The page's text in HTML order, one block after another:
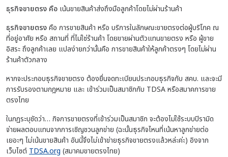
ธุรกิจขายตรง คือ เน้นขายสินค้าส่งถึงมือลูกค้าโดยไม่ผ่านร้านค้า
ธุรกิจขายตรงคือ การขายสินค้า หรือ บริการในลักษณะขายตรงต่อผู้บริโภค ณ
ที่อยู่อาศัย หรือ สถานที่ ที่ไม่ใช่ร้านค้า โดยขายผ่านตัวแทนขายตรง หรือ ผู้ขาย
อิสระ ถึงลูกค้าเลย แปลง่ายกว่านั้นคือ การขายสินค้าให้ลูกค้าตรงๆ โดยไม่ผ่าน
ร้านค้าตัวกลาง
หากจะประกอบธุรกิจขายตรง ต้องยื่นจดทะเบียนประกอบธุรกิจกับ สคบ. และจะมี
การรับรองตามกฎหมาย และ เข้าร่วมเป็นสมาชิกกับ TDSA หรือสมาคการขาย
ตรงไทย
ในกฏระบุชัดว่า… กิจการขายตรงที่เข้าร่วมเป็นสมาชิก จะต้องไม่ใช้ระบบปิรามิด
จ่ายผลตอบแทนจากการเชิญชวนลูกข่าย (ฉะนั้นธุรกิจไหนที่เน้นหาลูกข่ายต่อ
เยอะๆ ไม่เน้นขายสินค้า อันนี้จึงไม่เข้าข่ายธุรกิจขายตรงแล้วหล่ะค่ะ) อิงจาก
เว็บไซต์ TDSA.org (สมาคมขายตรงไทย)